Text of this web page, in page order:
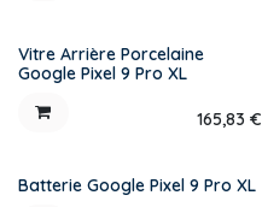
Vitre Arrière Porcelaine
Google Pixel 9 Pro XL
165,83 €
Batterie Google Pixel 9 Pro XL